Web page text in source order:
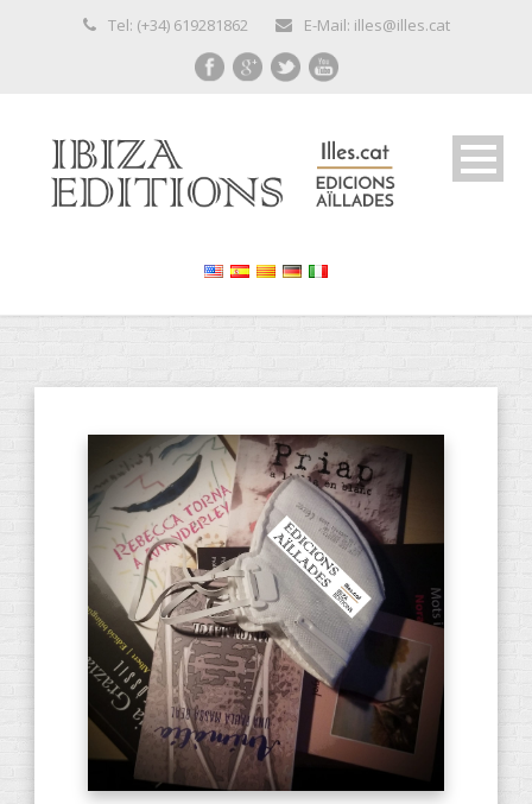
Tel: (+34) 619281862 E-Mail: illes@illes.cat